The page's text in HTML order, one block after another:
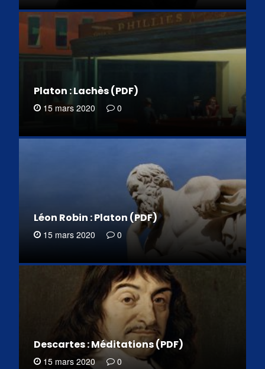
Platon : Lachès (PDF)
15 mars 2020 0
Léon Robin : Platon (PDF)
15 mars 2020 0
Descartes : Méditations (PDF)
15 mars 2020 0